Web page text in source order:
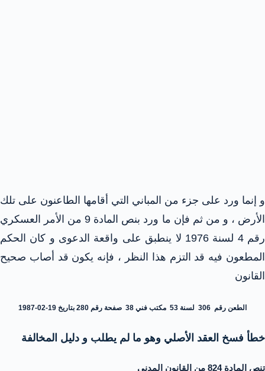
و إنما ورد على جزء من المباني التي أقامها الطاعنون على تلك
الأرض ، و من ثم فإن ما ورد بنص المادة 9 من الأمر العسكري
رقم 4 لسنة 1976 لا ينطبق على واقعة الدعوى و كان الحكم
المطعون فيه قد التزم هذا النظر ، فإنه يكون قد أصاب صحيح
القانون
الطعن رقم 306 لسنة 53 مكتب فني 38 صفحة رقم 280 بتاريخ 19-02-1987
خطأ فسخ العقد الأصلي وهو ما لم يطلب و دليل المخالفة
تنص المادة 824 من القانون المدني